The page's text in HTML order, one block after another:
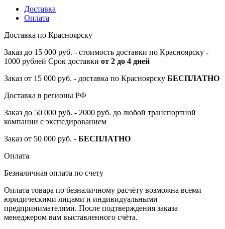
Доставка
Оплата
Доставка по Красноярску
Заказ до 15 000 руб. - стоимость доставки по Красноярску -
1000 рублей Срок доставки от 2 до 4 дней
Заказ от 15 000 руб. - доставка по Красноярску БЕСПЛАТНО
Доставка в регионы РФ
Заказ до 50 000 руб. - 2000 руб. до любой транспортной
компании с экспедированием
Заказ от 50 000 руб. - БЕСПЛАТНО
Оплата
Безналичная оплата по счету
Оплата товара по безналичному расчёту возможна всеми
юридическими лицами и индивидуальными
предпринимателями. После подтверждения заказа
менеджером вам выставленного счёта.